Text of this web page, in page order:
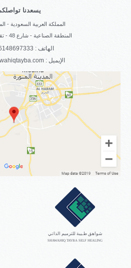
يسعدنا
المملكة العربية السعودية -
المنطقة الصناعية - شارع 48 - تقاطع الشارع 83
الهاتف : 00966148697333
info@shawahiqtayba.com : الإيميل
شواهق طـيبة للترميم الذاتي
SHAWAHIQ TAYBA SELF HEALING